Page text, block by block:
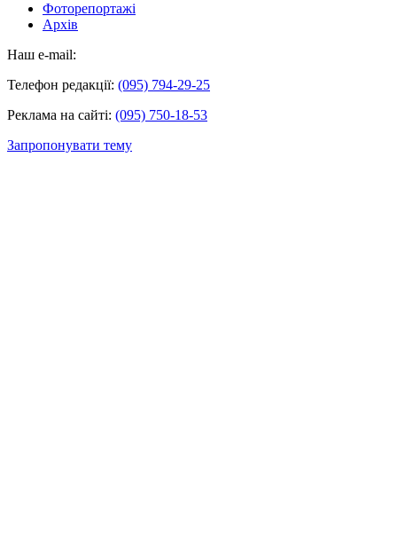
Фоторепортажі
Архів
Наш e-mail:
Телефон редакції: (095) 794-29-25
Реклама на сайті: (095) 750-18-53
Запропонувати тему